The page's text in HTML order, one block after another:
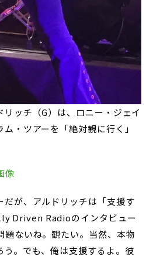
ッチ（G）は、ロニー・ジェイ
・ツアーを「絶対観に行く」
像
だが、アルドリッチは「支援す
Driven Radioのインタビュー
題ないね。観たい。当然、本物
う。でも、俺は支援するよ。彼